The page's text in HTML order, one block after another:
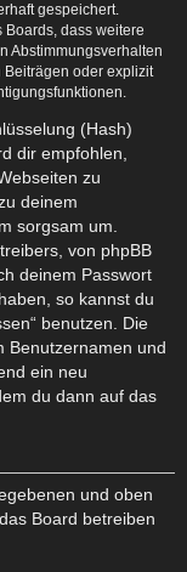
gespeichert.
dass weitere
Abstimmungsverhalten
Beiträgen oder explizit
(Hash)
dir empfohlen,
zu
deinem
sorgsam um.
von phpBB
deinem Passwort
so kannst du
benutzen. Die
Benutzernamen und
ein neu
du dann auf das
und oben
Board betreiben